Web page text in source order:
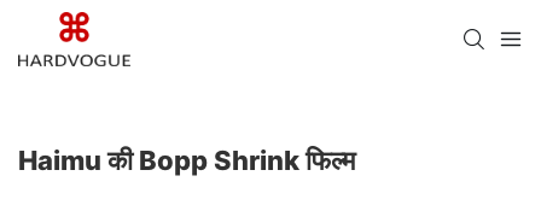
Haimu की Bopp Shrink फिल्म